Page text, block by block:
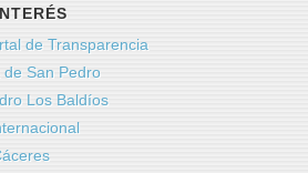
de Transparencia
San Pedro
Los Baldíos